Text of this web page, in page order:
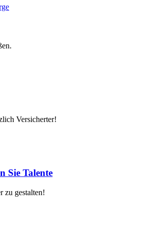
Versicherter!
Sie Talente
zu gestalten!